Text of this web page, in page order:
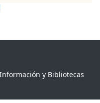
y Bibliotecas